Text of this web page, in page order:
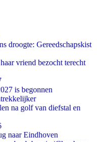
droogte: Gereedschapskist
vriend bezocht terecht
is begonnen
na golf van diefstal en
naar Eindhoven